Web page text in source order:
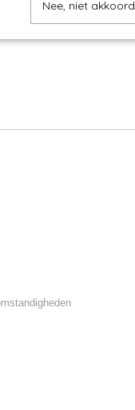
Nee, niet akkoord